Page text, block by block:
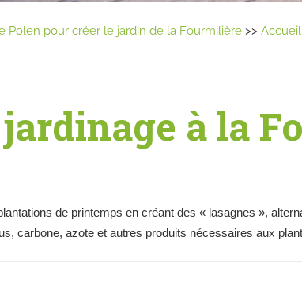
Polen pour créer le jardin de la Fourmilière >> Accueil
à la
de printemps en créant des « lasagnes »,
carbone, azote et autres produits nécessaires aux